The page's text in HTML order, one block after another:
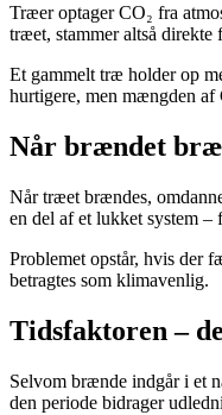
Træer optager CO₂ fra
træet, stammer altså
Et gammelt træ holder op
hurtigere, men mængden af
Når brændet
Når træet brændes,
en del af et lukket system –
Problemet opstår, hvis der
betragtes som klimavenlig.
Tidsfaktoren –
Selvom brænde indgår i et
den periode bidrager